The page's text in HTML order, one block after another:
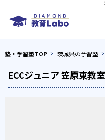
塾・学習塾TOP 茨城県の学習塾
ECCジュニア 笠原東教室